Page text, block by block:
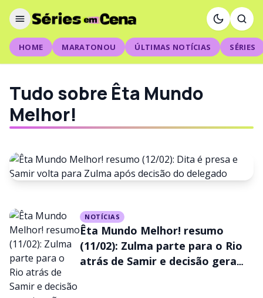
HOME MARATONOU ÚLTIMAS NOTÍCIAS SÉRIES
Tudo sobre Êta Mundo
Melhor!
Êta Mundo Melhor! resumo
(12/02): Dita é presa e Samir
volta para Zulma após decisão
do delegado
NOTÍCIAS
Êta Mundo Melhor! resumo
(11/02): Zulma parte para o Rio
atrás de Samir e decisão gera